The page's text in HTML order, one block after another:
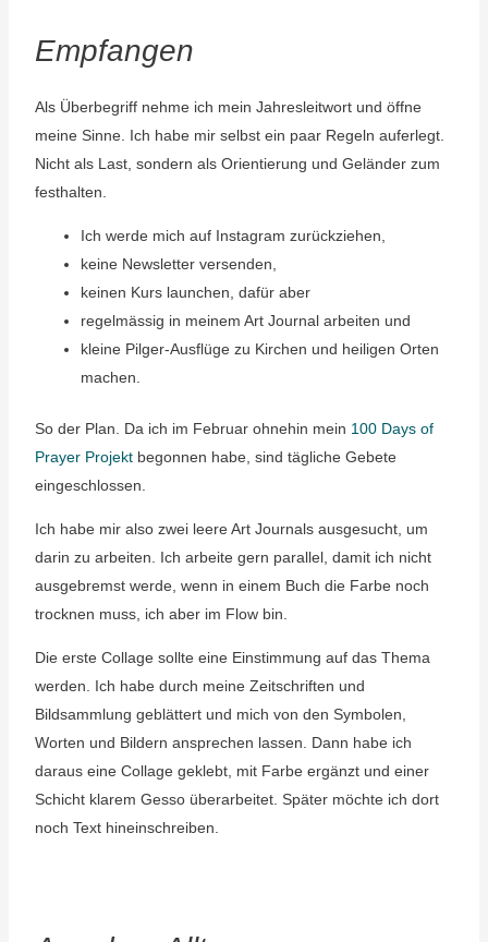
Empfangen
Als Überbegriff nehme ich mein Jahresleitwort und öffne
meine Sinne. Ich habe mir selbst ein paar Regeln auferlegt.
Nicht als Last, sondern als Orientierung und Geländer zum
festhalten.
Ich werde mich auf Instagram zurückziehen,
keine Newsletter versenden,
keinen Kurs launchen, dafür aber
regelmässig in meinem Art Journal arbeiten und
kleine Pilger-Ausflüge zu Kirchen und heiligen Orten
machen.
So der Plan. Da ich im Februar ohnehin mein 100 Days of
Prayer Projektbegonnen habe, sind tägliche Gebete
eingeschlossen.
Ich habe mir also zwei leere Art Journals ausgesucht, um
darin zu arbeiten. Ich arbeite gern parallel, damit ich nicht
ausgebremst werde, wenn in einem Buch die Farbe noch
trocknen muss, ich aber im Flow bin.
Die erste Collage sollte eine Einstimmung auf das Thema
werden. Ich habe durch meine Zeitschriften und
Bildsammlung geblättert und mich von den Symbolen,
Worten und Bildern ansprechen lassen. Dann habe ich
daraus eine Collage geklebt, mit Farbe ergänzt und einer
Schicht klarem Gesso überarbeitet. Später möchte ich dort
noch Text hineinschreiben.